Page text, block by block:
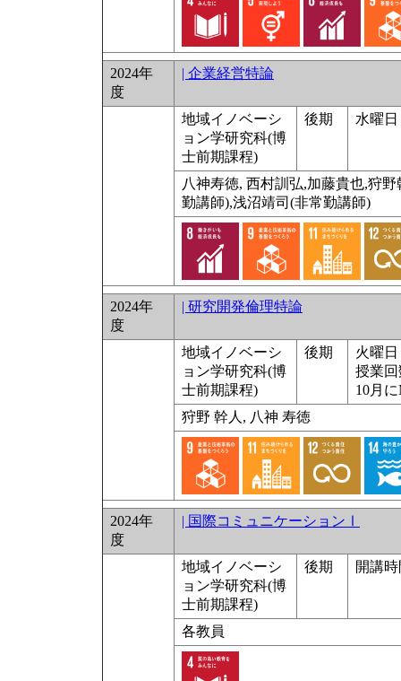
2024年
度
| 企業経営特論
地域イノベーシ
ョン学研究科(博
士前期課程)
後期 水曜日
八神寿徳, 西村訓弘,加藤貴也,狩
勤講師),浅沼靖司(非常勤講師)
2024年
度
| 研究開発倫理特論
地域イノベーシ
ョン学研究科(博
士前期課程)
後期
火曜日
授業
10月
狩野 幹人, 八神 寿徳
2024年
度
| 国際コミュニケーションⅠ
地域イノベーシ
ョン学研究科(博
士前期課程)
後期 開講
各教員